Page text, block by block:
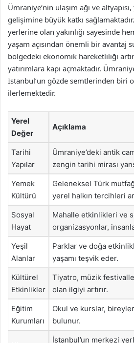
Ümraniye’nin ulaşım ağı ve
gelişimine büyük katkı
yerlerine olan yakınlığı sayesinde
yaşam açısından önemli bir avantaj
bölgedeki ekonomik hareketliliği
yatırımlara kapı açmaktadır.
İstanbul’un gözde semtlerinden biri
ilerlemektedir.
Yerel
Değer
Açıklama
Tarihi
Yapılar
Ümraniye’deki antik
zengin tarihi mirası
Yemek
Kültürü
Geleneksel Türk
yerel halkın tercihleri
Sosyal
Hayat
Mahalle etkinlikleri ve
organizasyonlar,
Yeşil
Alanlar
Parklar ve doğa
yaşamı teşvik eder.
Kültürel
Etkinlikler
Tiyatro, müzik
olan ilgiyi artırır.
Eğitim
Kurumları
Okul ve kurslar,
bulunur.
İstanbul’un merkezi